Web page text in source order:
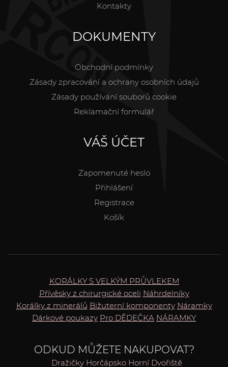
Kontakty
DOKUMENTY
Obchodní podmínky
Zásady zpracování a ochrany osobních údajů
Zásady používání souborů cookie
Reklamační formulář
VÁŠ ÚČET
Zapomenuté heslo
Přihlášení
Registrace
Košík
KORÁLKY S VELKÝM PRŮVLEKEM
Přívěsky z chirurgické oceli Náhrdelníky
Korálky z minerálů Bižuterní komponenty Náramky
Dárkové poukazy Pro DĚDEČKA NÁRAMKY
ODKUD MŮŽETE NAKUPOVAT?
Dražičky Horčápsko Horní Dvořiště